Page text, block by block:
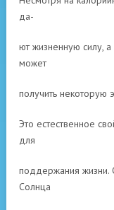
да-
ют жизненную силу,
может
получить некоторую
Это естественное
для
поддержания жизни.
Солнца